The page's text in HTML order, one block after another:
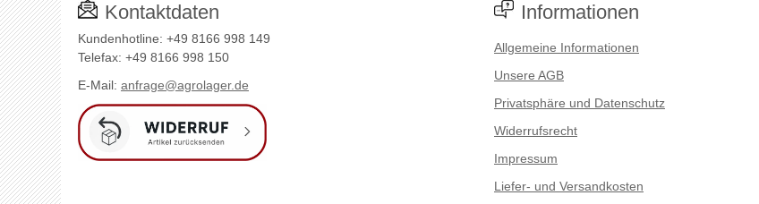
Kontaktdaten
Kundenhotline: +49 8166 998 149
Telefax: +49 8166 998 150
E-Mail: anfrage@agrolager.de
Informationen
Allgemeine Informationen
Unsere AGB
Privatsphäre und Datenschutz
Widerrufsrecht
Impressum
Liefer- und Versandkosten